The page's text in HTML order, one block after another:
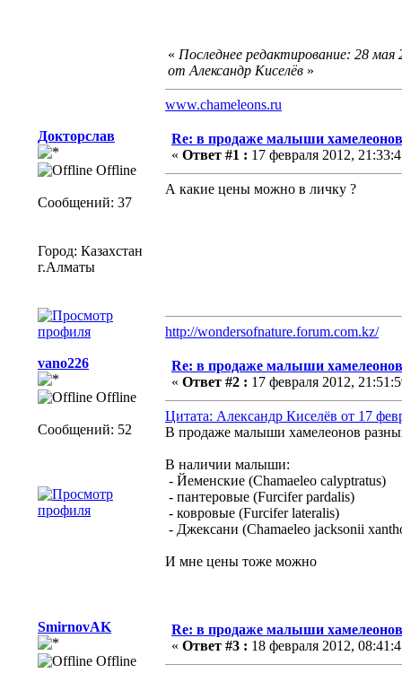
« Последнее редактирование: 28 мая
от Александр Киселёв »
www.chameleons.ru
Докторслав
Offline
Сообщений: 37
Город: Казахстан
г.Алматы
Re: в продаже малыши
« Ответ #1 : 17 февраля 2012,
А какие цены можно в личку ?
http://wondersofnature.forum.com.kz/
vano226
Offline
Сообщений: 52
Re: в продаже малыши
« Ответ #2 : 17 февраля 2012,
Цитата: Александр Киселёв от 17
В продаже малыши хамелеонов
В наличии малыши:
- Йеменские (Chamaeleo calyptratus)
- пантеровые (Furcifer pardalis)
- ковровые (Furcifer lateralis)
- Джексани (Chamaeleo jacksonii
И мне цены тоже можно
SmirnovAK
Offline
Re: в продаже малыши
« Ответ #3 : 18 февраля 2012,